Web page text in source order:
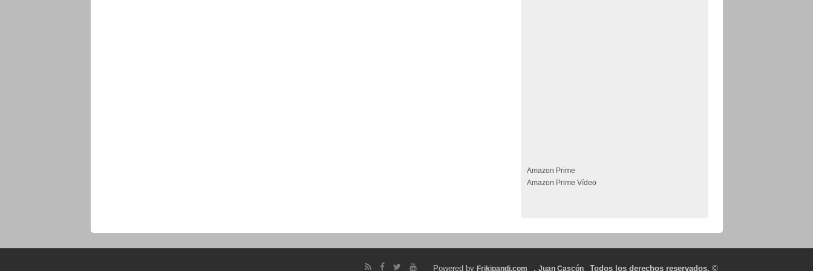
Amazon Prime
Amazon Prime Vídeo
Powered by Frikipandi.com . Juan Cascón Todos los derechos reservados. ©